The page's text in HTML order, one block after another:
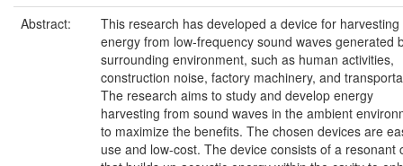
Abstract:
This research has developed a device for harvesting
energy from low-frequency sound waves generated
surrounding environment, such as human activities,
construction noise, factory machinery, and
The research aims to study and develop energy
harvesting from sound waves in the ambient
to maximize the benefits. The chosen devices are
use and low-cost. The device consists of a resonant